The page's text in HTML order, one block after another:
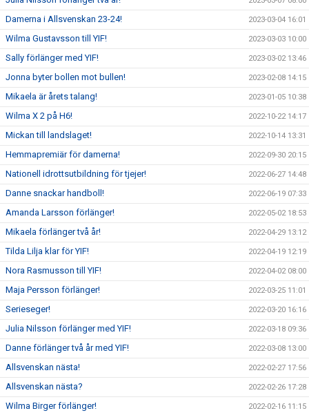
Damerna i Allsvenskan 23-24! 2023-03-04 16:01
Wilma Gustavsson till YIF! 2023-03-03 10:00
Sally förlänger med YIF! 2023-03-02 13:46
Jonna byter bollen mot bullen! 2023-02-08 14:15
Mikaela är årets talang! 2023-01-05 10:38
Wilma X 2 på H6! 2022-10-22 14:17
Mickan till landslaget! 2022-10-14 13:31
Hemmapremiär för damerna! 2022-09-30 20:15
Nationell idrottsutbildning för tjejer! 2022-06-27 14:48
Danne snackar handboll! 2022-06-19 07:33
Amanda Larsson förlänger! 2022-05-02 18:53
Mikaela förlänger två år! 2022-04-29 13:12
Tilda Lilja klar för YIF! 2022-04-19 12:19
Nora Rasmusson till YIF! 2022-04-02 08:00
Maja Persson förlänger! 2022-03-25 11:01
Serieseger! 2022-03-20 16:16
Julia Nilsson förlänger med YIF! 2022-03-18 09:36
Danne förlänger två år med YIF! 2022-03-08 13:00
Allsvenskan nästa! 2022-02-27 17:56
Allsvenskan nästa? 2022-02-26 17:28
Wilma Birger förlänger! 2022-02-16 11:15